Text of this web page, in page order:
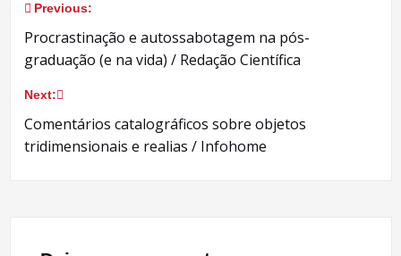
Navegação
de
Post
Previous:
Procrastinação e autossabotagem na pós-
graduação (e na vida) / Redação Científica
Next:
Comentários catalográficos sobre objetos
tridimensionais e realias / Infohome